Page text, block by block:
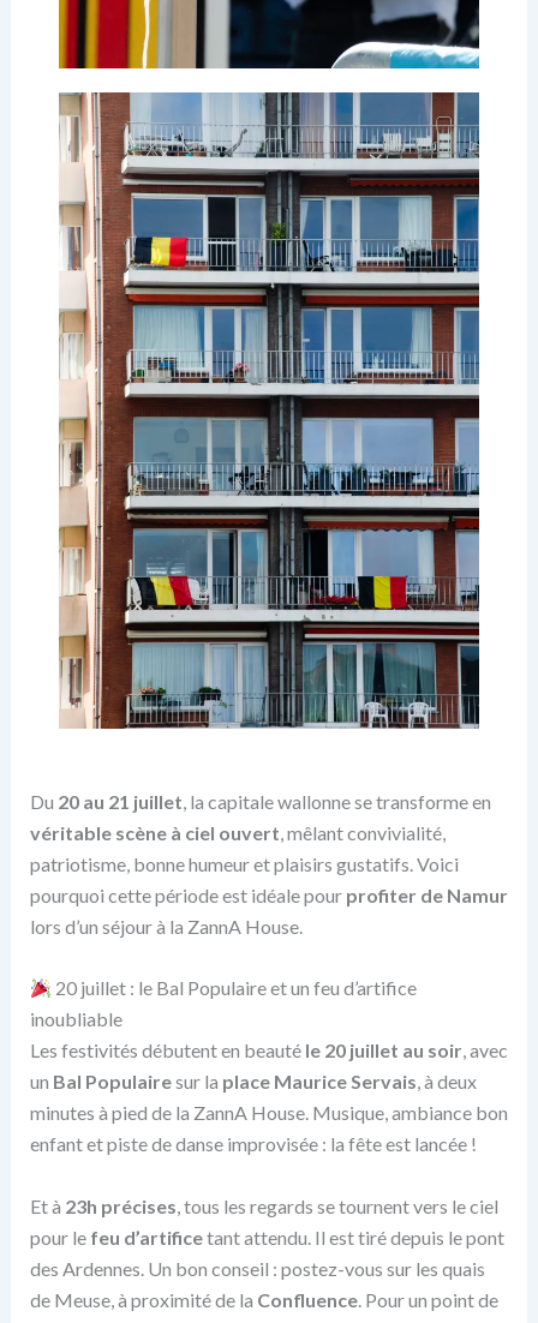
Du 20 au 21 juillet , la capitale wallonne se transforme en
véritable scène à ciel ouvert , mêlant convivialité,
patriotisme, bonne humeur et plaisirs gustatifs. Voici
pourquoi cette période est idéale pour profiter de Namur
lors d’un séjour à la ZannA House.
20 juillet : le Bal Populaire et un feu d’artifice
inoubliable
Les festivités débutent en beauté le 20 juillet au soir, avec
un Bal Populairesur la place Maurice Servais, à deux
minutes à pied de la ZannA House. Musique, ambiance bon
enfant et piste de danse improvisée : la fête est lancée !
Et à 23h précises, tous les regards se tournent vers le ciel
pour le feu d’artificetant attendu. Il est tiré depuis le pont
des Ardennes. Un bon conseil : postez-vous sur les quais
de Meuse, à proximité de la Confluence. Pour un point de